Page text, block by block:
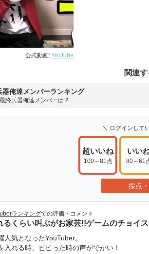
公式動画: Youtube
関連
器俺達メンバーランキング
終兵器俺達メンバーは？
＼ ログインして
超いいね
100～81点
いい
80～61
採点
ランキングでの評価・コメント
るくらい叫ぶがお家芸!!ゲームのチョイ
人気となったYouTuber。
入れる時、ビビった時の声がでかい！